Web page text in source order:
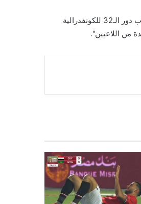
وأوضح جوميز أن وقت الإعداد مختلف بسبب ضيق الوقت قبل المباريات الرسمية، مؤكدا أن الفريق لا يزال أمامه أسبوع للاستعداد لمباراة الشرطة الكينية في ذهاب دور الـ32 للكونفدرالية